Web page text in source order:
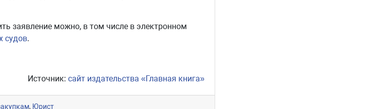
заявление можно, в том числе в электронном
судов.
Источник: сайт издательства «Главная книга»
, Юрист